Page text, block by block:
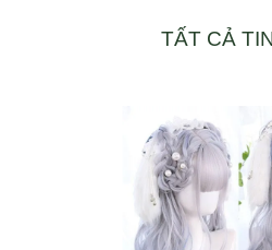
TẤT CẢ